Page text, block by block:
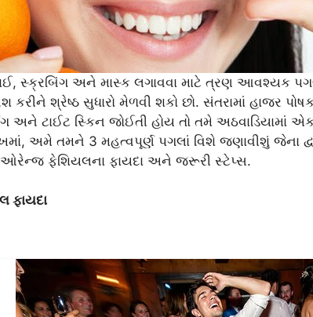
સ્ક્રબિંગ અને માસ્ક લગાવવા માટે ત્રણ આવશ્યક
કરીને શ્રેષ્ઠ સુધારો મેળવી શકો છો. સંતરામાં હાજર
અને ટાઈટ સ્કિન જોઈતી હોય તો તમે અઠવાડિયામાં
અમે તમને 3 મહત્વપૂર્ણ પગલાં વિશે જણાવીશું જેના
ફેશિયલના ફાયદા અને જરૂરી સ્ટેપ્સ.
ફાયદા